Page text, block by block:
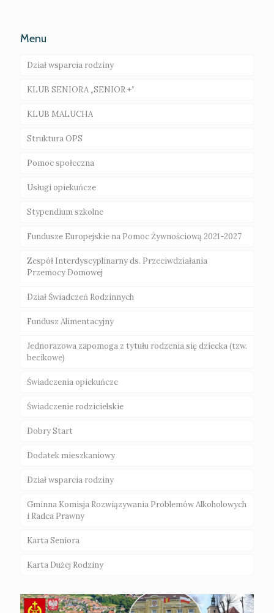
Menu
Dział wsparcia rodziny
Rodziny wspierające – ogłoszenie o naborze
Asystent rodziny
Gminna Komisja Rozwiązywania Problemów
Świebodzin
KLUB SENIORA „SENIOR +”
Galeria
KLUB MALUCHA
Galeria
Struktura OPS
Regulamin Organizacyjny Klubu Dziecięcego
Pomoc społeczna
Zasady przyznawania świadczeń
Świadczenia niepieniężne
Świadczenia pieniężne
Usługi opiekuńcze
Stypendium szkolne
Fundusze Europejskie na Pomoc Żywnościową 2021-2027
Zespół Interdyscyplinarny ds. Przeciwdziałania
Przemocy Domowej
Dział Świadczeń Rodzinnych
Fundusz Alimentacyjny
Jednorazowa zapomoga z tytułu rodzenia się dziecka (tzw.
becikowe)
Świadczenia opiekuńcze
Świadczenie rodzicielskie
Dobry Start
Dodatek mieszkaniowy
Dział wsparcia rodziny
Gminna Komisja Rozwiązywania Problemów Alkoholowych
i Radca Prawny
Karta Seniora
Karta Dużej Rodziny